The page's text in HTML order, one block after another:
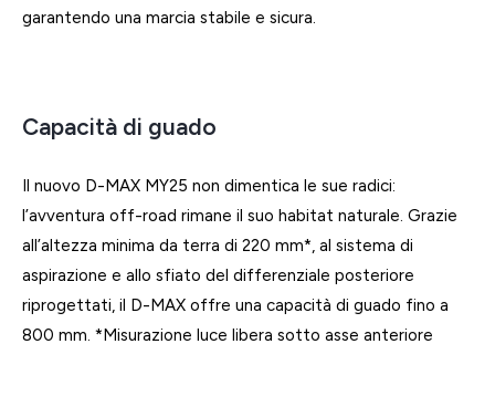
garantendo una marcia stabile e sicura.
Capacità di guado
Il nuovo D-MAX MY25 non dimentica le sue radici:
l’avventura off-road rimane il suo habitat naturale. Grazie
all’altezza minima da terra di 220 mm*, al sistema di
aspirazione e allo sfiato del differenziale posteriore
riprogettati, il D-MAX offre una capacità di guado fino a
800 mm. *Misurazione luce libera sotto asse anteriore